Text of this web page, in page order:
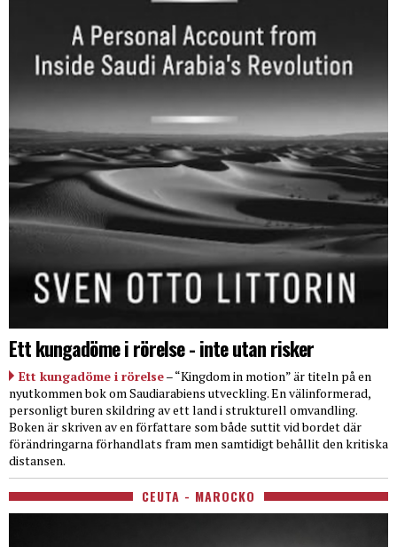
Ett kungadöme i rörelse - inte utan risker
Ett kungadöme i rörelse– “Kingdom in motion” är titeln på en
nyutkommen bok om Saudiarabiens utveckling. En välinformerad,
personligt buren skildring av ett land i strukturell omvandling.
Boken är skriven av en författare som både suttit vid bordet där
förändringarna förhandlats fram men samtidigt behållit den kritiska
distansen.
CEUTA - MAROCKO